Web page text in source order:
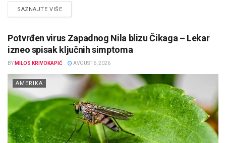
SAZNAJTE VIŠEDETAILS
Potvrđen virus Zapadnog Nila blizu Čikaga – Lekar
izneo spisak ključnih simptoma
BY MILOS KRIVOKAPIĆ AVGUST 6, 2026
AMERIKA